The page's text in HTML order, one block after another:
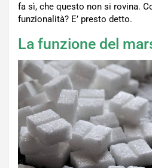
fa sì, che questo non si rovina.
funzionalità? E’ presto detto.
La funzione del